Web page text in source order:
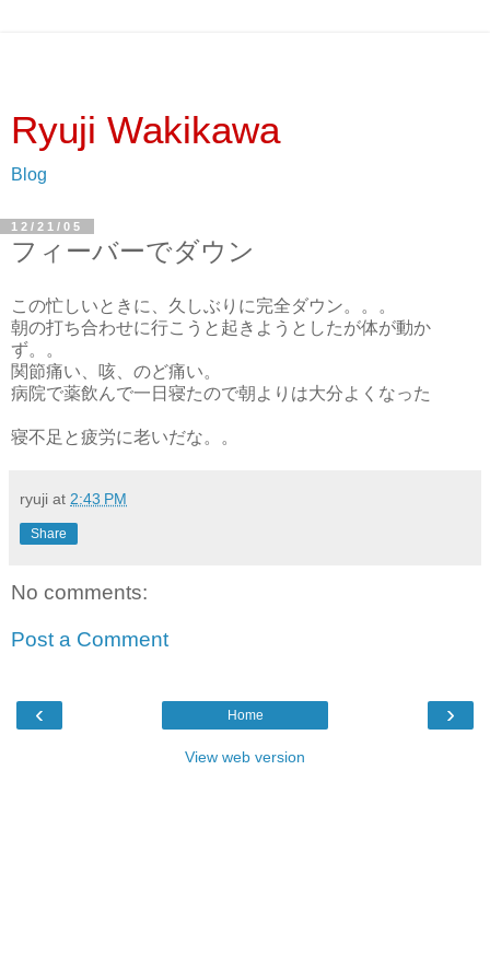
Ryuji Wakikawa
Blog
12/21/05
フィーバーでダウン
この忙しいときに、久しぶりに完全ダウン。。。
朝の打ち合わせに行こうと起きようとしたが体が動か
ず。。
関節痛い、咳、のど痛い。
病院で薬飲んで一日寝たので朝よりは大分よくなった
寝不足と疲労に老いだな。。
ryuji at 2:43 PM
Share
No comments:
Post a Comment
‹ ›
Home
View web version